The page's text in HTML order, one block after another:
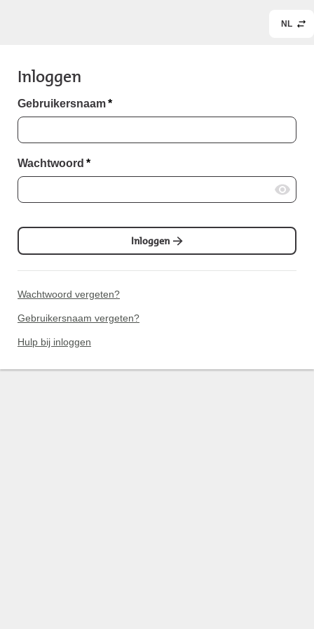
NL
Inloggen
Gebruikersnaam*
Wachtwoord *
Inloggen
Wachtwoord vergeten?
Gebruikersnaam vergeten?
Hulp bij inloggen